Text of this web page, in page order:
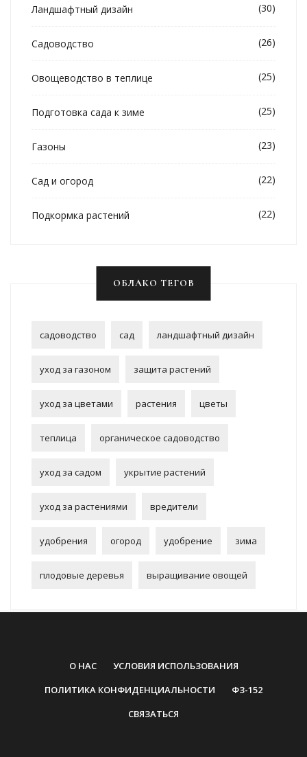
Ландшафтный дизайн (30)
Садоводство (26)
Овощеводство в теплице (25)
Подготовка сада к зиме (25)
Газоны (23)
Сад и огород (22)
Подкормка растений (22)
ОБЛАКО ТЕГОВ
садоводство сад ландшафтный дизайн
уход за газоном защита растений
уход за цветами растения цветы
теплица органическое садоводство
уход за садом укрытие растений
уход за растениями вредители
удобрения огород удобрение зима
плодовые деревья выращивание овощей
О НАС
УСЛОВИЯ ИСПОЛЬЗОВАНИЯ
ПОЛИТИКА КОНФИДЕНЦИАЛЬНОСТИ
ФЗ-152
СВЯЗАТЬСЯ